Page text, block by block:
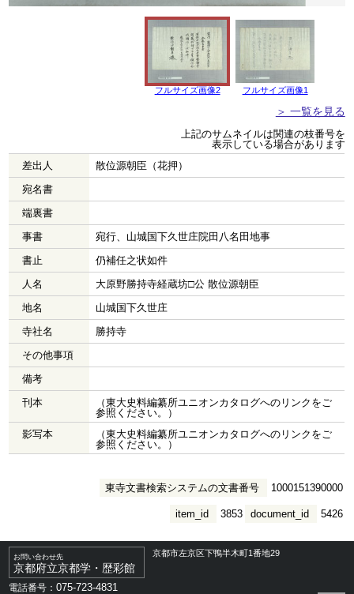
フルサイズ画像2 フルサイズ画像1
＞ 一覧を見る
上記のサムネイルは関連の枝番号を
表示している場合があります
差出人
散位源朝臣（花押）
宛名書
端裏書
事書
宛行、山城国下久世庄院田八名田地事
書止
仍補任之状如件
人名
大原野勝持寺経蔵坊□公 散位源朝臣
地名
山城国下久世庄
寺社名
勝持寺
その他事項
備考
刊本
（東大史料編纂所ユニオンカタログへのリンクをご
参照ください。）
影写本
（東大史料編纂所ユニオンカタログへのリンクをご
参照ください。）
東寺文書検索システムの文書番号 1000151390000
document_id 5426
item_id 3853
お問い合わせ先
京都府立京都学・歴彩館
京都市左京区下鴨半木町1番地29
電話番号：075-723-4831